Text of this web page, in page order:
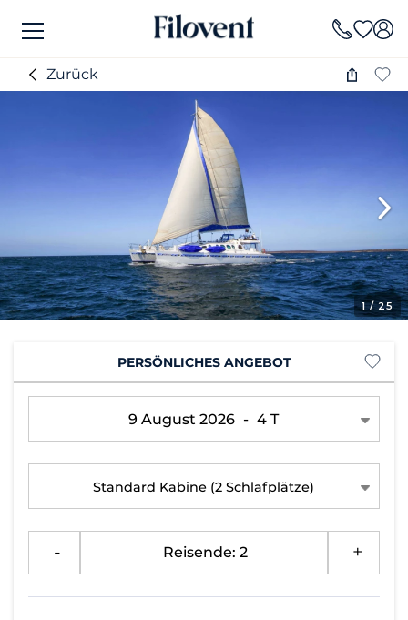
Zurück
1/ 25
PERSÖNLICHES ANGEBOT
9 August 2026 - 4 T
Standard Kabine (2 Schlafplätze)
Reisende: 2